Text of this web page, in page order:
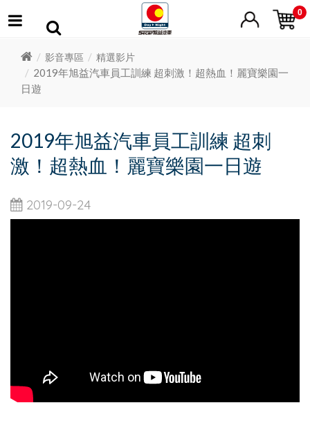
0
影音專區 精選影片
2019年旭益汽車員工訓練 超刺激！超熱血！麗寶樂園一
日遊
2019年旭益汽車員工訓練 超刺
激！超熱血！麗寶樂園一日遊
2019-09-24